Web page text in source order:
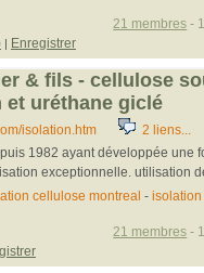
| Enregistrer
21 membres -
& fils - cellulose
uréthane giclé
isolation.htm 2 liens...
1982 ayant développée une
exceptionnelle. utilisation
cellulose montreal -
21 membres -